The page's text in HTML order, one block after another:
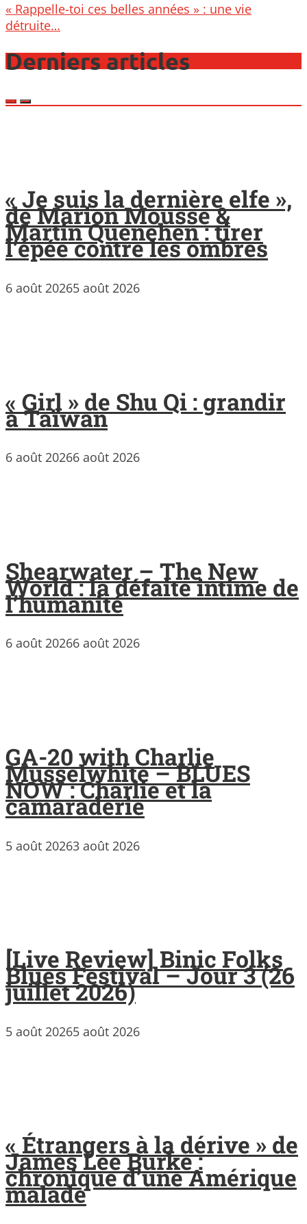
« Rappelle-toi ces belles années » : une vie
détruite…
Derniers articles
« Je suis la dernière elfe »,
de Marion Mousse &
Martin Quenehen : tirer
l’épée contre les ombres
6 août 20265 août 2026
« Girl » de Shu Qi : grandir
à Taïwan
6 août 20266 août 2026
Shearwater – The New
World : la défaite intime de
l’humanité
6 août 20266 août 2026
GA-20 with Charlie
Musselwhite – BLUES
NOW : Charlie et la
camaraderie
5 août 20263 août 2026
[Live Review] Binic Folks
Blues Festival – Jour 3 (26
juillet 2026)
5 août 20265 août 2026
« Étrangers à la dérive » de
James Lee Burke :
chronique d’une Amérique
malade